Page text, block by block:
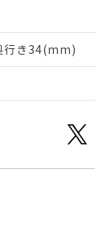
き34(mm)